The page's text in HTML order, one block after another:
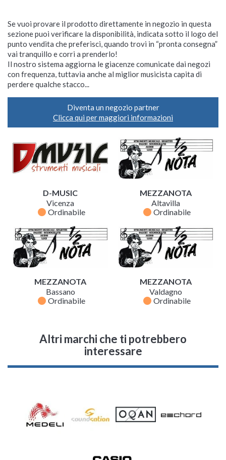
Se vuoi provare il prodotto direttamente in negozio in questa
sezione puoi verificare la disponibilità, indicata sotto il logo del
punto vendita che preferisci, quando trovi in “pronta consegna”
vai tranquillo e corri a prenderlo!
Il nostro sistema aggiorna le giacenze comunicate dai negozi
con frequenza, tuttavia anche al miglior musicista capita di
perdere qualche stacco...
Diventa un negozio partner
Clicca qui per maggiori informazioni
D-MUSIC
Vicenza
fiber_manual_record Ordinabile
MEZZANOTA
Altavilla
fiber_manual_record Ordinabile
MEZZANOTA
Bassano
fiber_manual_record Ordinabile
MEZZANOTA
Valdagno
fiber_manual_record Ordinabile
Altri marchi che ti potrebbero
interessare